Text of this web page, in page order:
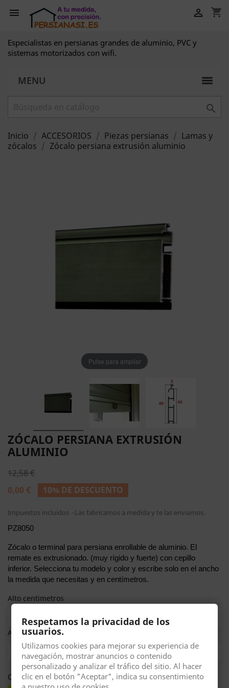
 shopping_cart

Especialistas en persianas grandes de aluminio, PVC y
sistemas motorizados con wifi.
MENU

Inicio ACCESORIOS Piezas persianas
Lamas y
zócalos
Zócalo persiana extrusión aluminio
Pulse para ampliar
ZÓCALO PERSIANA EXTRUSIÓN
ALUMINIO
12,58 €
0,00 €
10% DE DESCUENTO
Impuestos incluidos Las fabricamos a medida y te las enviamos.
PZ8050
Zócalo o terminal para persiana enrollable de aluminio. El
remate es extrusionado. (muy rígido y fuerte) con cepillo
inferior. Selecciona tu modelo y color y escribe solo en el ancho
la medida que necesitas y en centímetros.
Alto centimetros
Ancho centimetros
Color lamas aluminio
Respetamos la privacidad de los
usuarios.
Utilizamos cookies para mejorar su experiencia de
navegación, mostrar anuncios o contenido
personalizado y analizar el tráfico del sitio. Al hacer
clic en el botón "Aceptar", indica su consentimiento
a nuestro uso de cookies.